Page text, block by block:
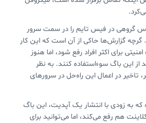
گروهی در فیس تایم را در سمت سرور
گرچه گزارش‌ها حاکی از آن است که این کار
برای اکثر افراد رفع شود، اما هنوز
از این باگ سوءاستفاده کنند. به نظر
تاخیر در اعمال این راه‌حل در سرورهای
که به زودی با انتشار یک آپدیت، این باگ
هم رفع می‌کند، اما می‌توانید برای